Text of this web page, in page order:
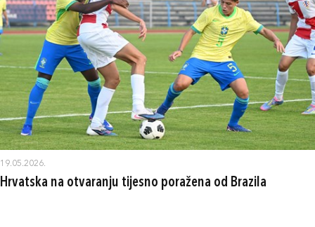
19.05.2026.
Hrvatska na otvaranju tijesno poražena od Brazila